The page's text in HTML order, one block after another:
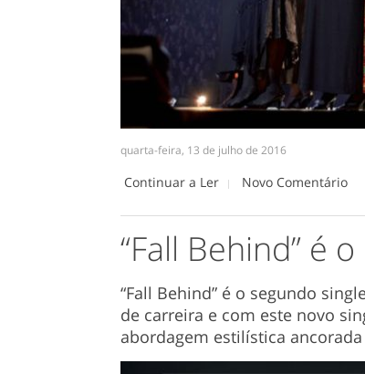
quarta-feira, 13 de julho de 2016
Continuar a Ler Novo Comentário
“Fall Behind” é
“Fall Behind” é o segundo
de carreira e com este novo
abordagem estilística